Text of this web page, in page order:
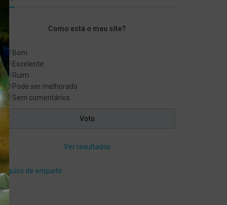
Como está o meu site?
Bom
Excelente
Ruim
Pode ser melhorado
Sem comentários
Ver resultados
Arquivo de enquete